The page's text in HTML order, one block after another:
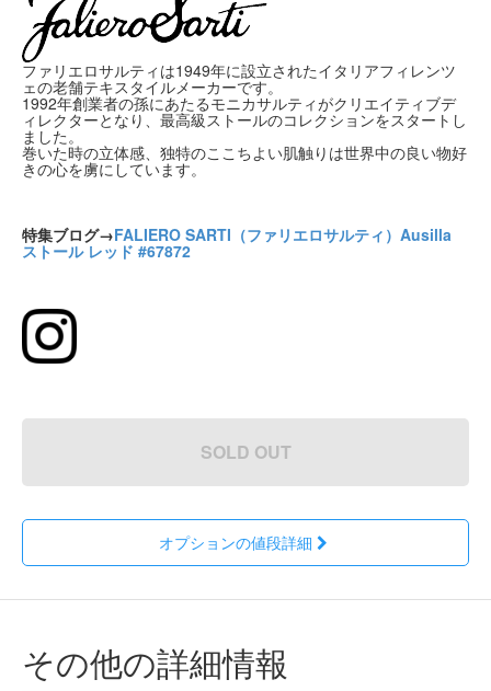
ファリエロサルティは1949年に設立されたイタリアフィレンツ
ェの老舗テキスタイルメーカーです。
1992年創業者の孫にあたるモニカサルティがクリエイティブデ
ィレクターとなり、最高級ストールのコレクションをスタートし
ました。
巻いた時の立体感、独特のここちよい肌触りは世界中の良い物好
きの心を虜にしています。
特集ブログ→FALIERO SARTI（ファリエロサルティ）Ausilla
ストール レッド #67872
SOLD OUT
オプションの値段詳細
その他の詳細情報